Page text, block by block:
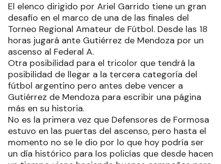
El elenco dirigido por Ariel Garrido tiene un gran
desafío en el marco de una de las finales del
Torneo Regional Amateur de Fútbol. Desde las 18
horas jugará ante Gutiérrez de Mendoza por un
ascenso al Federal A.
Otra posibilidad para el tricolor que tendrá la
posibilidad de llegar a la tercera categoría del
fútbol argentino pero antes debe vencer a
Gutiérrez de Mendoza para escribir una página
más en su historia.
No es la primera vez que Defensores de Formosa
estuvo en las puertas del ascenso, pero hasta el
momento no se le dio por lo que hoy podría ser
un día histórico para los policías que desde hacen